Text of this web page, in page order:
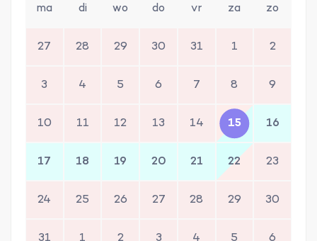
ma di wo do vr za zo
27 28 29 30 31 1 2
3 4 5 6 7 8 9
10 11 12 13 14 15 16
17 18 19 20 21 22 23
24 25 26 27 28 29 30
31 1 2 3 4 5 6